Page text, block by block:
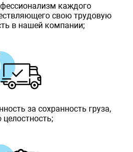
каждого
свою трудовую
в нашей компании;
за сохранность груза,
целостность;